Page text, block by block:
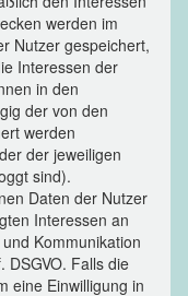
werden im
Nutzer gespeichert,
Interessen der
in den
der von den
werden
der jeweiligen
sind).
Daten der Nutzer
Interessen an
Kommunikation
DSGVO. Falls die
eine Einwilligung in